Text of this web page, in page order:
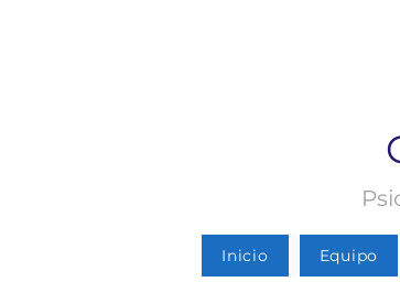
Inicio Equipo